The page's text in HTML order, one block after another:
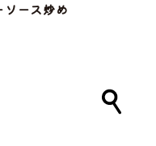
ース炒め